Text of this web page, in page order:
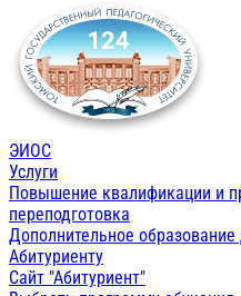
ЭИОС
Услуги
Повышение квалификации и
переподготовка
Дополнительное
Абитуриенту
Сайт "Абитуриент"